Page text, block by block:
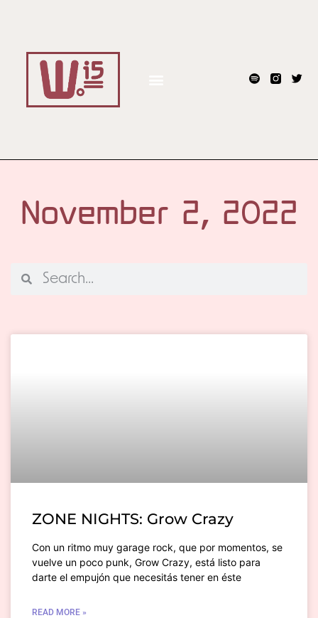
November 2, 2022
ZONE NIGHTS: Grow Crazy
Con un ritmo muy garage rock, que por momentos, se
vuelve un poco punk, Grow Crazy, está listo para
darte el empujón que necesitás tener en éste
READ MORE »